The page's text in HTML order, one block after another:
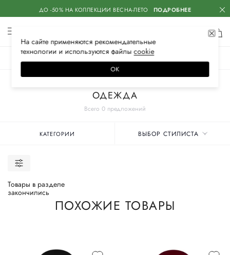
ДО -50% НА КОЛЛЕКЦИИ ВЕСНА-ЛЕТО ПОДРОБНЕЕ
Всего 0 предложений
ОДЕЖДА
КАТЕГОРИИ ВЫБОР СТИЛИСТА
Товары в разделе
закончились
ПОХОЖИЕ ТОВАРЫ
На сайте применяются рекомендательные
технологии и используются файлысооkiе
ОК